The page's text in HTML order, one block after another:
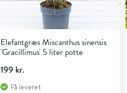
Elefantgræs Miscanthus sinensis
'Gracillimus' 5 liter potte
199 kr.
Få leveret